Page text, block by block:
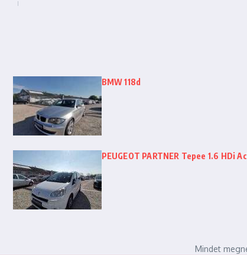
BMW 118d
PEUGEOT PARTNER Tepee 1.6 HDi
Mindet